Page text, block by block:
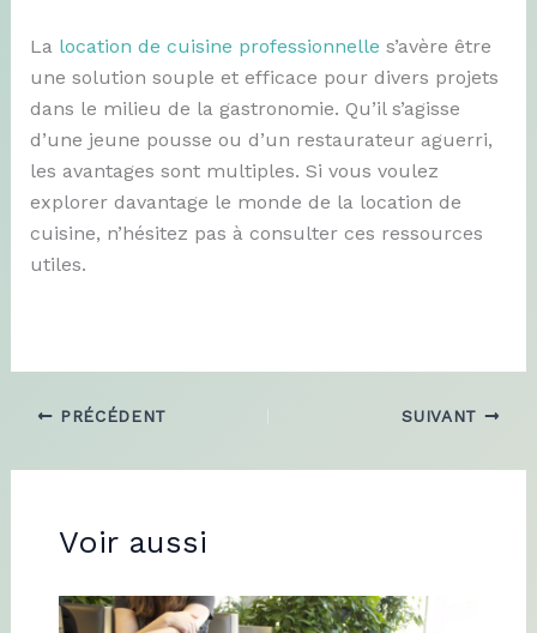
La location de cuisine professionnelle s’avère être
une solution souple et efficace pour divers projets
dans le milieu de la gastronomie. Qu’il s’agisse
d’une jeune pousse ou d’un restaurateur aguerri,
les avantages sont multiples. Si vous voulez
explorer davantage le monde de la location de
cuisine, n’hésitez pas à consulter ces ressources
utiles.
PRÉCÉDENT SUIVANT
Voir aussi